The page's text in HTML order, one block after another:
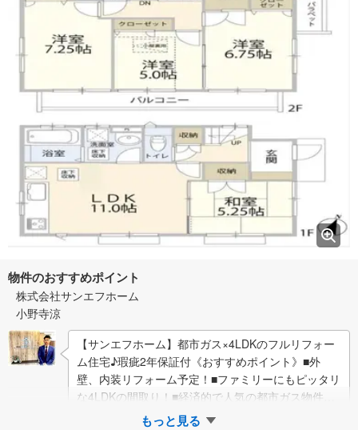
物件のおすすめポイント
株式会社サンエフホーム
小野寺涼
【サンエフホーム】都市ガス×4LDKのフルリフォー
ム住宅♪瑕疵2年保証付《おすすめポイント》■外
壁、内装リフォーム予定！■ファミリーにもピッタリ
な4LDKの間取り！■経済的で人気の都市ガス物件！■
食洗器、浴室乾燥など付いた充実設備…
もっと見る